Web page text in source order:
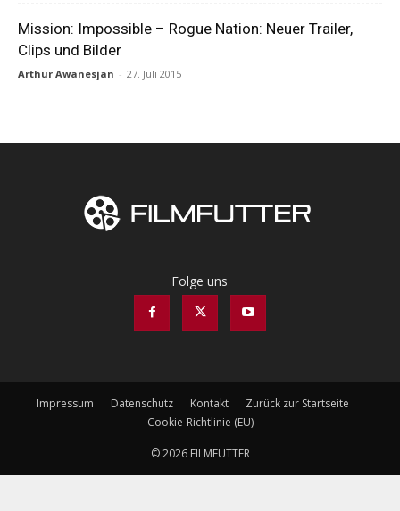
Mission: Impossible – Rogue Nation: Neuer Trailer,
Clips und Bilder
Arthur Awanesjan - 27. Juli 2015
Folge uns
Impressum Datenschutz Kontakt
Zurück zur Startseite
Cookie-Richtlinie (EU)
© 2026 FILMFUTTER